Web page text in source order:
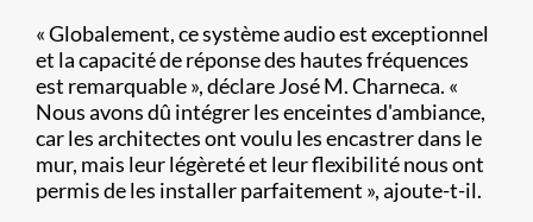
« Globalement, ce système audio est exceptionnel
et la capacité de réponse des hautes fréquences
est remarquable », déclare José M. Charneca. «
Nous avons dû intégrer les enceintes d'ambiance,
car les architectes ont voulu les encastrer dans le
mur, mais leur légèreté et leur flexibilité nous ont
permis de les installer parfaitement », ajoute-t-il.